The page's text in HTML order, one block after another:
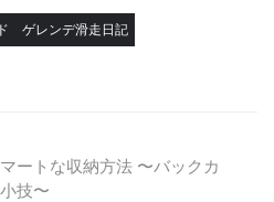
ゲレンデ滑走日記
ートな収納方法 〜バックカ
技〜